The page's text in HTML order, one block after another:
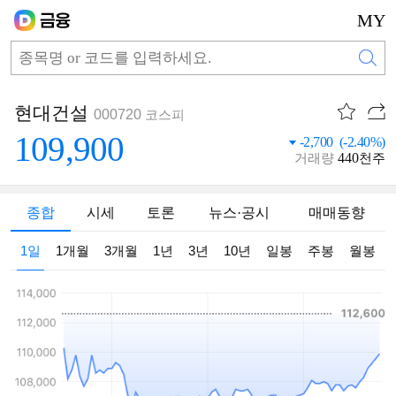
MY
현대건설 000720 코스피
109,900 -2,700 (-2.40%)
거래량 440천주
종합 시세 토론 뉴스·공시 매매동향
1일 1개월 3개월 1년 3년 10년 일봉 주봉 월봉